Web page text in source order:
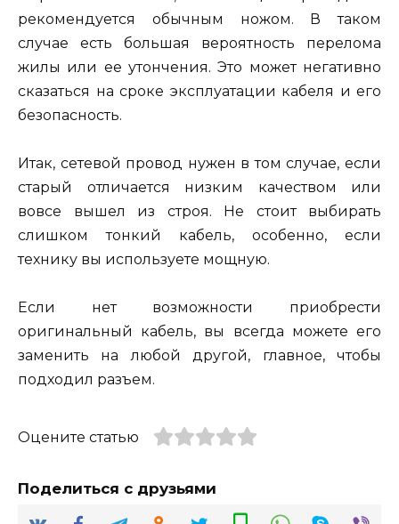
рекомендуется обычным ножом. В таком
случае есть большая вероятность перелома
жилы или ее утончения. Это может негативно
сказаться на сроке эксплуатации кабеля и его
безопасность.
Итак, сетевой провод нужен в том случае, если
старый отличается низким качеством или
вовсе вышел из строя. Не стоит выбирать
слишком тонкий кабель, особенно, если
технику вы используете мощную.
Если нет возможности приобрести
оригинальный кабель, вы всегда можете его
заменить на любой другой, главное, чтобы
подходил разъем.
Оцените статью
Поделиться с друзьями